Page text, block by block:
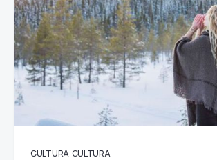
CULTURA CULTURA